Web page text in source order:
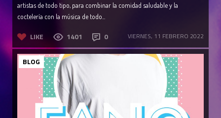
artistas de todo tipo, para combinar la comidad saludable y la
coctelería con la música de todo...
LIKE 1401 0 VIERNES, 11 FEBRERO 2022
BLOG